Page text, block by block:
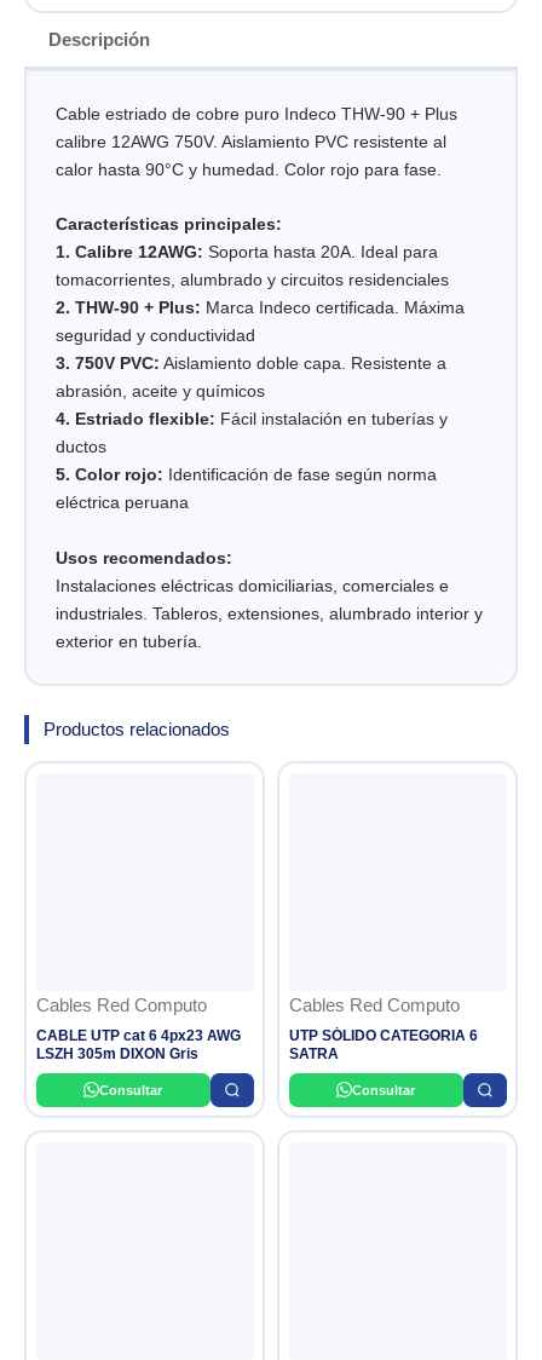
Descripción
Cable estriado de cobre puro Indeco THW-90 + Plus
calibre 12AWG 750V. Aislamiento PVC resistente al
calor hasta 90°C y humedad. Color rojo para fase.
Características principales:
1. Calibre 12AWG: Soporta hasta 20A. Ideal para
tomacorrientes, alumbrado y circuitos residenciales
2. THW-90 + Plus: Marca Indeco certificada. Máxima
seguridad y conductividad
3. 750V PVC: Aislamiento doble capa. Resistente a
abrasión, aceite y químicos
4. Estriado flexible: Fácil instalación en tuberías y
ductos
5. Color rojo: Identificación de fase según norma
eléctrica peruana
Usos recomendados:
Instalaciones eléctricas domiciliarias, comerciales e
industriales. Tableros, extensiones, alumbrado interior y
exterior en tubería.
Productos relacionados
Cables Red Computo
CABLE UTP cat 6 4px23 AWG
LSZH 305m DIXON Gris
Consultar
Cables Red Computo
UTP SÓLIDO CATEGORIA 6
SATRA
Consultar